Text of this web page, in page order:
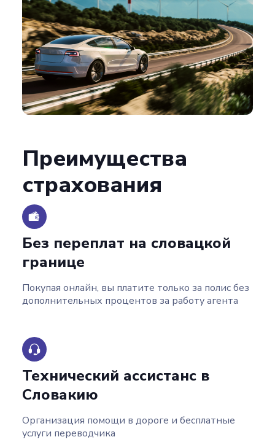
Преимущества
страхования
Без переплат на словацкой
границе
Покупая онлайн, вы платите только за полис без
дополнительных процентов за работу агента
Технический ассистанс в
Словакию
Организация помощи в дороге и бесплатные
услуги переводчика